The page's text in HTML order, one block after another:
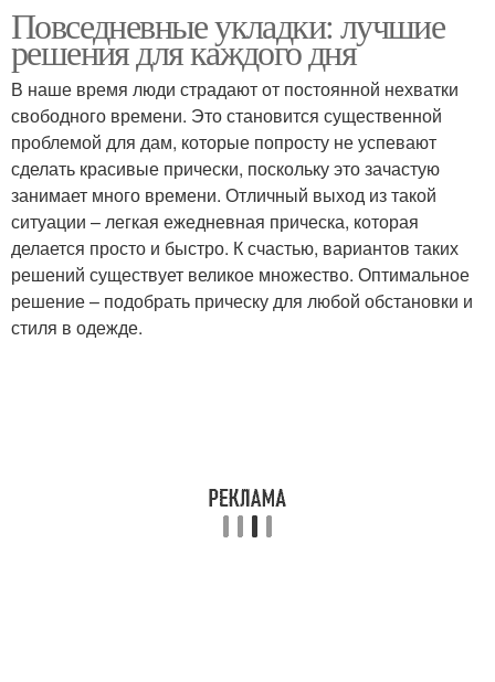
Повседневные укладки: лучшие
решения для каждого дня
В наше время люди страдают от постоянной нехватки
свободного времени. Это становится существенной
проблемой для дам, которые попросту не успевают
сделать красивые прически, поскольку это зачастую
занимает много времени. Отличный выход из такой
ситуации – легкая ежедневная прическа, которая
делается просто и быстро. К счастью, вариантов таких
решений существует великое множество. Оптимальное
решение – подобрать прическу для любой обстановки и
стиля в одежде.